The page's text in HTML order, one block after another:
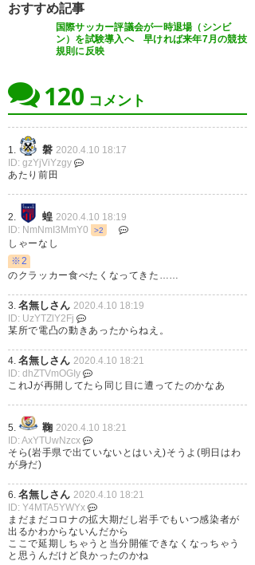
一転、延期に／岩手（IBC岩手…
https://t.co/YXWgimxHwK
月 10
感染者ゼロの岩手県で天皇杯予
選を中止しろとの声が広がり中
止の判断をくだしたが、そもそ
も天皇杯予選観戦歴ゼロの方達
に言われる筋合いはない!
— 裴陽根(ペヤング)
(sokaoukslcp3591)2020, 4月
10
色んな意見あるとは思うけど。
勇気ある決断でもあると思う。
参加者全員がリスクはある中で
やる責任感ある行動でもあると
思う。 三密のライブは相変わら
ず、延期だけど。 感染者ゼロ 岩
おすすめ記事
国際サッカー評議会が一時退場（シンビ
ン）を試験導入へ 早ければ来年7月の競技
規則に反映
120 コメント
1. 磐 2020.4.10 18:17
ID: gzYjViYzgy
あたり前田
2. 蝗 2020.4.10 18:19
ID: NmNmI3MmY0
>2
しゃーなし
※2
のクラッカー食べたくなってきた……
3. 名無しさん 2020.4.10 18:19
ID: UzYTZlY2Fj
某所で電凸の動きあったからねえ。
4. 名無しさん 2020.4.10 18:21
ID: dhZTVmOGIy
これJが再開してたら同じ目に遭ってたのかなあ
5. 鞠 2020.4.10 18:21
ID: AxYTUwNzcx
そら(岩手県で出ていないとはいえ)そうよ(明日はわ
が身だ)
6. 名無しさん 2020.4.10 18:21
ID: Y4MTA5YWYx
まだまだコロナの拡大期だし岩手でもいつ感染者が
出るかわからないんだから
ここで延期しちゃうと当分開催できなくなっちゃう
と思うんだけど良かったのかね